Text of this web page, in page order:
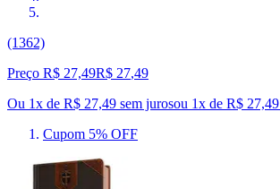
(1362)
Preço R$ 27,49R$ 27,49
Ou 1x de R$ 27,49 sem jurosou 1x de R$ 27,49
Cupom 5% OFF